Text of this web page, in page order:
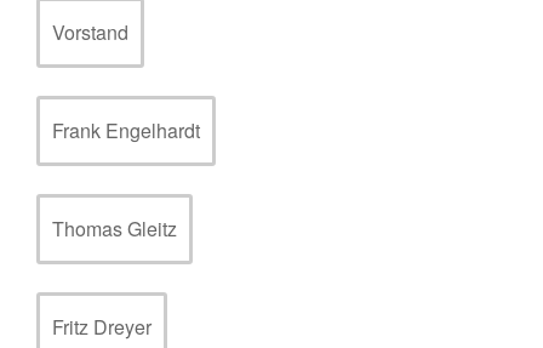
Vorstand
Frank Engelhardt
Thomas Gleitz
Fritz Dreyer